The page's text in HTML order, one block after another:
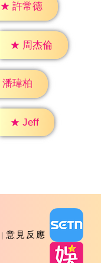
★ 許常德
★ 周杰倫
潘瑋柏
★ Jeff
意見反應